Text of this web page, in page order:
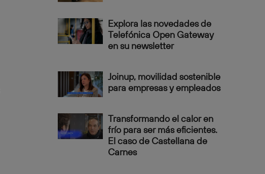
Explora las novedades de
Telefónica Open Gateway
en su newsletter
Joinup, movilidad sostenible
para empresas y empleados
Transformando el calor en
frío para ser más eficientes.
El caso de Castellana de
Carnes